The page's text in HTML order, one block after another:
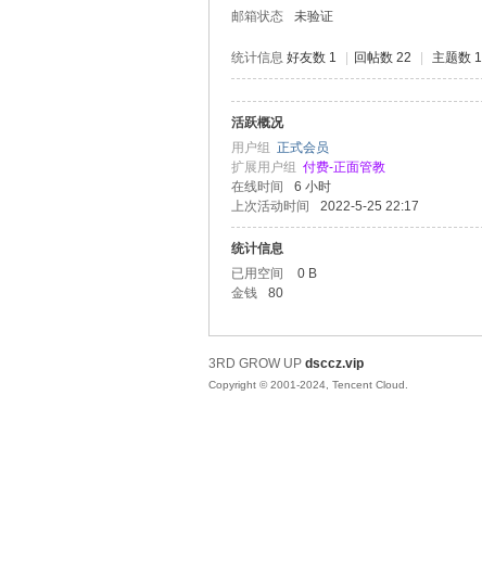
邮箱状态
未验证
统计信息 好友数 1 回帖数 22 主题数 1
活跃概况
用户组 正式会员
扩展用户组 付费-正面管教
在线时间
6 小时
上次活动时间
2022-5-25 22:17
统计信息
已用空间
0 B
金钱
80
3RD GROW UP dsccz.vip
Copyright © 2001-2024, Tencent Cloud.